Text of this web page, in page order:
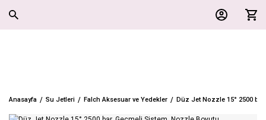
Anasayfa Su Jetleri Falch Aksesuar ve Yedekler Düz Jet Nozzle 15° 2500